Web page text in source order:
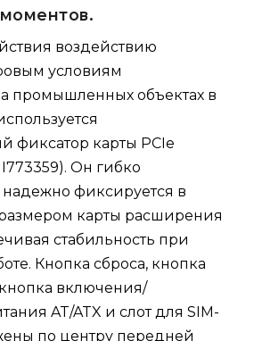
воздействию
условиям
промышленных объектах в
фиксатор карты PCIe
Он гибко
надежно фиксируется в
размером карты расширения
стабильность при
Кнопка сброса, кнопка
включения/
AT/ATX и слот для SIM-
по центру передней